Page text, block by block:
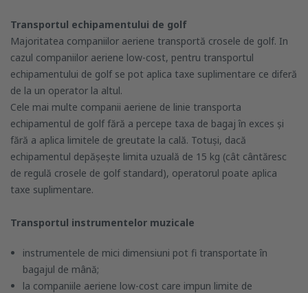
Transportul echipamentului de golf
Majoritatea companiilor aeriene transportă crosele de golf. In
cazul companiilor aeriene low-cost, pentru transportul
echipamentului de golf se pot aplica taxe suplimentare ce diferă
de la un operator la altul.
Cele mai multe companii aeriene de linie transporta
echipamentul de golf fără a percepe taxa de bagaj în exces și
fără a aplica limitele de greutate la cală. Totuși, dacă
echipamentul depășește limita uzuală de 15 kg (cât cântăresc
de regulă crosele de golf standard), operatorul poate aplica
taxe suplimentare.
Transportul instrumentelor muzicale
instrumentele de mici dimensiuni pot fi transportate în
bagajul de mână;
la companiile aeriene low-cost care impun limite de